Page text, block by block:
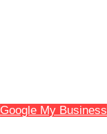
Google My Business